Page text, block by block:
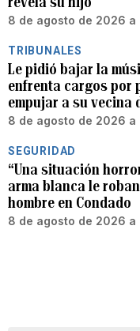
8 de agosto de 2026 a
TRIBUNALES
Le pidió bajar la
enfrenta cargos por
empujar a su vecina
8 de agosto de 2026 a
SEGURIDAD
“Una situación
arma blanca le
hombre en Condado
8 de agosto de 2026 a